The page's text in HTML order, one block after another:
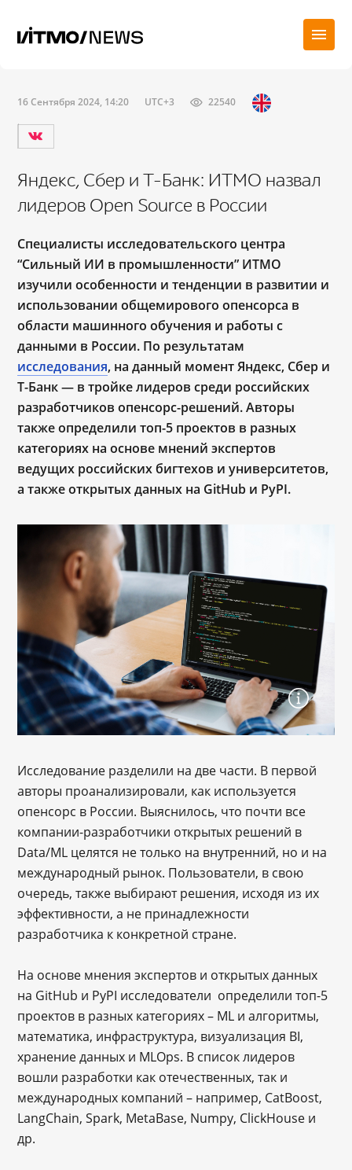
16 Сентября 2024, 14:20 UTC+3 22540
Яндекс, Сбер и Т-Банк: ИТМО назвал
лидеров Open Source в России
Специалисты исследовательского центра
“Сильный ИИ в промышленности” ИТМО
изучили особенности и тенденции в развитии и
использовании общемирового опенсорса в
области машинного обучения и работы с
данными в России. По результатам
исследования, на данный момент Яндекс, Сбер и
Т-Банк — в тройке лидеров среди российских
разработчиков опенсорс-решений. Авторы
также определили топ-5 проектов в разных
категориях на основе мнений экспертов
ведущих российских бигтехов и университетов,
а также открытых данных на GitHub и PyPI.
Исследование разделили на две части. В первой
авторы проанализировали, как используется
опенсорс в России. Выяснилось, что почти все
компании-разработчики открытых решений в
Data/ML целятся не только на внутренний, но и на
международный рынок. Пользователи, в свою
очередь, также выбирают решения, исходя из их
эффективности, а не принадлежности
разработчика к конкретной стране.
На основе мнения экспертов и открытых данных
на GitHub и PyPI исследователи определили топ-5
проектов в разных категориях – ML и алгоритмы,
математика, инфраструктура, визуализация BI,
хранение данных и MLOps. В список лидеров
вошли разработки как отечественных, так и
международных компаний – например, CatBoost,
LangChain, Spark, MetaBase, Numpy, ClickHouse и
др.